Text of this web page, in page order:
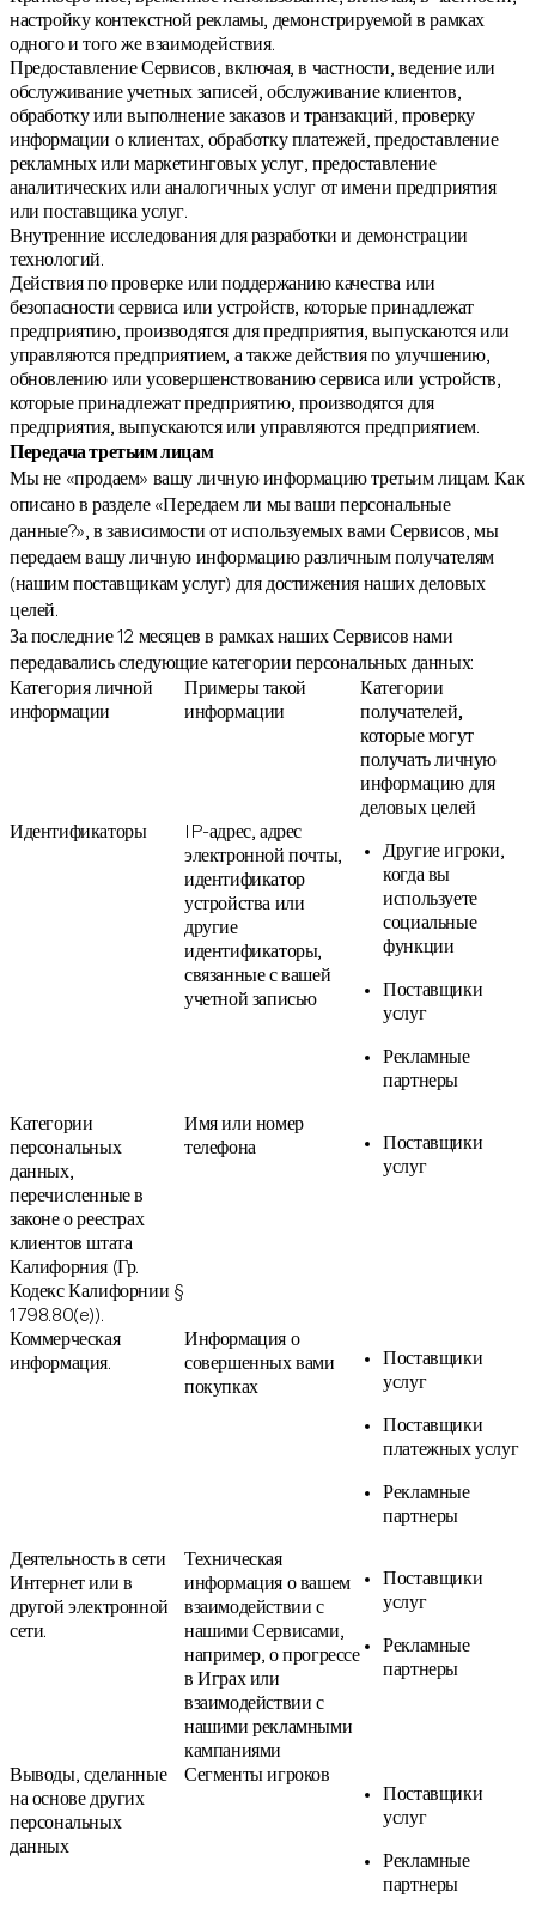
настройку контекстной рекламы, демонстрируемой в рамках
одного и того же взаимодействия.
Предоставление Сервисов, включая, в частности, ведение или
обслуживание учетных записей, обслуживание клиентов,
обработку или выполнение заказов и транзакций, проверку
информации о клиентах, обработку платежей, предоставление
рекламных или маркетинговых услуг, предоставление
аналитических или аналогичных услуг от имени предприятия
или поставщика услуг.
Внутренние исследования для разработки и демонстрации
технологий.
Действия по проверке или поддержанию качества или
безопасности сервиса или устройств, которые принадлежат
предприятию, производятся для предприятия, выпускаются или
управляются предприятием, а также действия по улучшению,
обновлению или усовершенствованию сервиса или устройств,
которые принадлежат предприятию, производятся для
предприятия, выпускаются или управляются предприятием.
Передача третьим лицам
Мы не «продаем» вашу личную информацию третьим лицам. Как
описано в разделе «Передаем ли мы ваши персональные
данные?», в зависимости от используемых вами Сервисов, мы
передаем вашу личную информацию различным получателям
(нашим поставщикам услуг) для достижения наших деловых
целей.
За последние 12 месяцев в рамках наших Сервисов нами
передавались следующие категории персональных данных:
Категория личной
информации
Примеры такой
информации
Категории
получателей,
которые могут
получать личную
информацию для
деловых целей
Идентификаторы
IP-адрес, адрес
электронной почты,
идентификатор
устройства или
другие
идентификаторы,
связанные с вашей
учетной записью
Другие игроки,
когда вы
используете
социальные
функции
Поставщики
услуг
Рекламные
партнеры
Категории
персональных
данных,
перечисленные в
законе о реестрах
клиентов штата
Калифорния (Гр.
Кодекс Калифорнии §
1798.80(e)).
Имя или номер
телефона
Поставщики
услуг
Коммерческая
информация.
Информация о
совершенных вами
покупках
Поставщики
услуг
Поставщики
платежных услуг
Рекламные
партнеры
Деятельность в сети
Интернет или в
другой электронной
сети.
Техническая
информация о вашем
взаимодействии с
нашими Сервисами,
например, о прогрессе
в Играх или
взаимодействии с
нашими рекламными
кампаниями
Поставщики
услуг
Рекламные
партнеры
Выводы, сделанные
на основе других
персональных
данных
Сегменты игроков
Поставщики
услуг
Рекламные
партнеры